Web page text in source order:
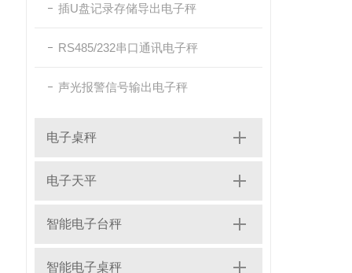
插U盘记录存储导出电子秤
RS485/232串口通讯电子秤
声光报警信号输出电子秤
电子桌秤
电子天平
智能电子台秤
智能电子桌秤